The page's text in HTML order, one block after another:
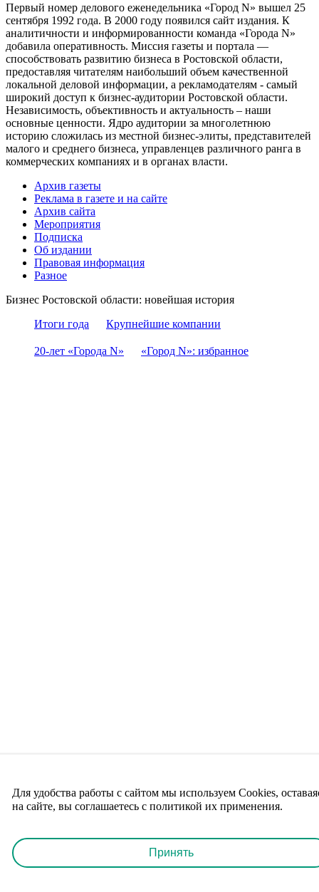
Первый номер делового еженедельника «Город N» вышел 25
сентября 1992 года. В 2000 году появился сайт издания. К
аналитичности и информированности команда «Города N»
добавила оперативность. Миссия газеты и портала —
способствовать развитию бизнеса в Ростовской области,
предоставляя читателям наибольший объем качественной
локальной деловой информации, а рекламодателям - самый
широкий доступ к бизнес-аудитории Ростовской области.
Независимость, объективность и актуальность – наши
основные ценности. Ядро аудитории за многолетнюю
историю сложилась из местной бизнес-элиты, представителей
малого и среднего бизнеса, управленцев различного ранга в
коммерческих компаниях и в органах власти.
Архив газеты
Реклама в газете и на сайте
Архив сайта
Мероприятия
Подписка
Об издании
Правовая информация
Разное
Бизнес Ростовской области: новейшая история
Итоги года
Крупнейшие компании
20-лет «Города N» «Город N»: избранное
Для удобства работы с сайтом мы используем Cookies,
на сайте, вы соглашаетесь с политикой их применения.
Принять